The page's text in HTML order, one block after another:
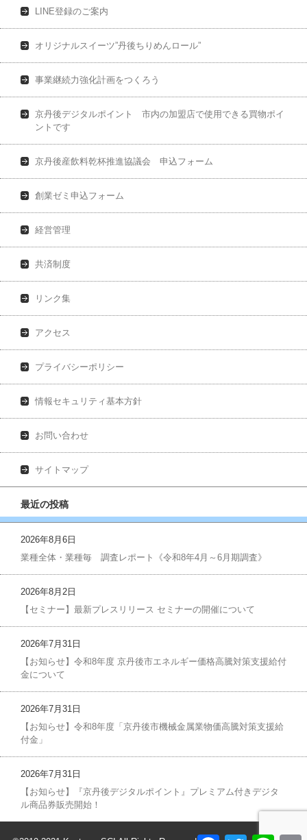
LINE登録のご案内
オリジナルスイーツ”丹後ちりめんロール”
事業継続力強化計画をつくろう
京丹後デジタルポイント 市内の加盟店で使用できる買物ポイ
ントです
京丹後産飲料乾杯推進協議会 申込フォーム
創業ゼミ申込フォーム
経営管理
共済制度
リンク集
アクセス
プライバシーポリシー
情報セキュリティ基本方針
お問い合わせ
サイトマップ
最近の投稿
2026年8月6日
業種全体・業種毎 調査レポート《令和8年4月～6月期調査》
2026年8月2日
【セミナー】最新プレスリリース セミナーの開催について
2026年7月31日
【お知らせ】令和8年度 京丹後市エネルギー価格高騰対策支援給付
金について
2026年7月31日
【お知らせ】令和8年度「京丹後市機械金属業物価高騰対策支援給
付金」
2026年7月31日
【お知らせ】『京丹後デジタルポイント』プレミアム付きデジタ
ル商品券販売開始！